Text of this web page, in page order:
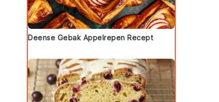
Deense Gebak Appelrepen Recept